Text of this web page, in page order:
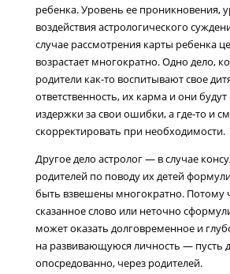
ребенка. Уровень ее проникновения,
воздействия астрологического
случае рассмотрения карты ребенка
возрастает многократно. Одно дело,
родители как-то воспитывают свое
ответственность, их карма и они
издержки за свои ошибки, а где-то и
скорректировать при необходимости.
Другое дело астролог — в случае
родителей по поводу их детей
быть взвешены многократно. Потому
сказанное слово или неточно
может оказать долговременное и
на развивающуюся личность — пусть
опосредованно, через родителей.